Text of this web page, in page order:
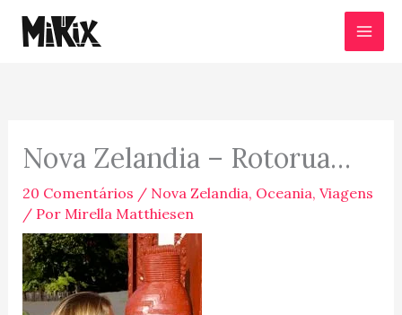
para
Nova Zelandia – Rotorua…
20 Comentários / Nova Zelandia, Oceania, Viagens
/ Por Mirella Matthiesen